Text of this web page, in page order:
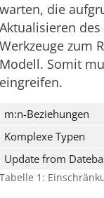
warten, die
Aktualisieren
Werkzeuge zum
Modell. Somit
eingreifen.
m:n-Beziehungen
Komplexe Typen
Update from
Tabelle 1: